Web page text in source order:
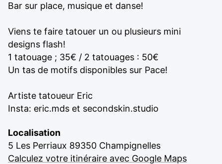
Bar sur place, musique et danse!
Viens te faire tatouer un ou plusieurs mini
designs flash!
1 tatouage ; 35€ / 2 tatouages : 50€
Un tas de motifs disponibles sur Pace!
Artiste tatoueur Eric
Insta: eric.mds et secondskin.studio
Localisation
5 Les Perriaux 89350 Champignelles
Calculez votre itinéraire avec Google Maps